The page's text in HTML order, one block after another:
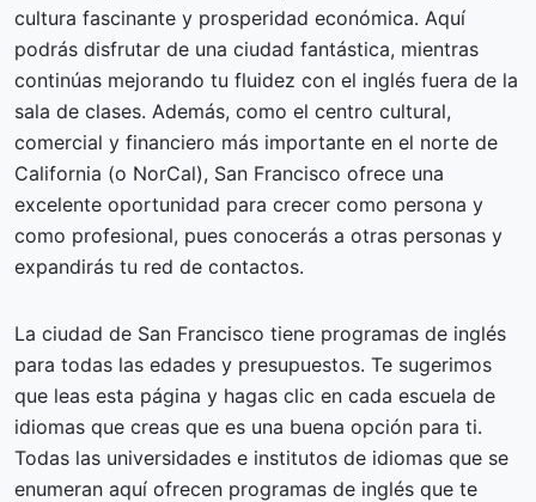
cultura fascinante y prosperidad económica. Aquí
podrás disfrutar de una ciudad fantástica, mientras
continúas mejorando tu fluidez con el inglés fuera de la
sala de clases. Además, como el centro cultural,
comercial y financiero más importante en el norte de
California (o NorCal), San Francisco ofrece una
excelente oportunidad para crecer como persona y
como profesional, pues conocerás a otras personas y
expandirás tu red de contactos.
La ciudad de San Francisco tiene programas de inglés
para todas las edades y presupuestos. Te sugerimos
que leas esta página y hagas clic en cada escuela de
idiomas que creas que es una buena opción para ti.
Todas las universidades e institutos de idiomas que se
enumeran aquí ofrecen programas de inglés que te